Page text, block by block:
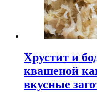
Хрустит и
квашеной
вкусные